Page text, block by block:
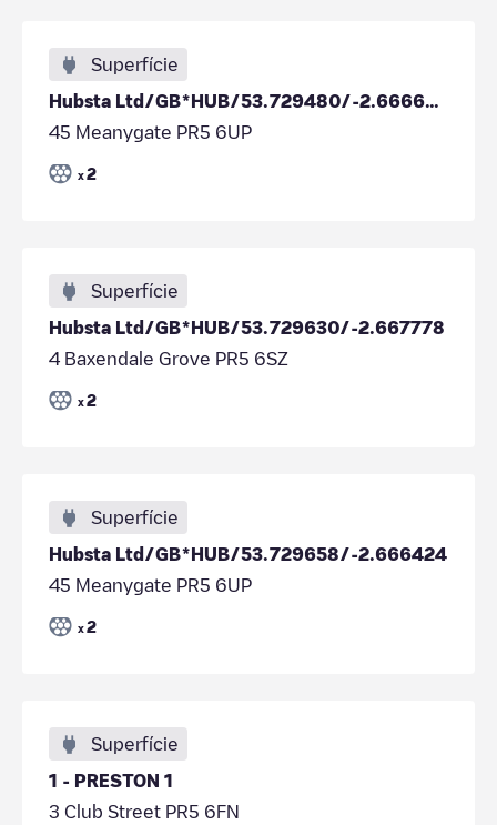
Superfície
Hubsta Ltd/GB*HUB/53.729480/-2.666640
45 Meanygate PR5 6UP
x 2
Superfície
Hubsta Ltd/GB*HUB/53.729630/-2.667778
4 Baxendale Grove PR5 6SZ
x 2
Superfície
Hubsta Ltd/GB*HUB/53.729658/-2.666424
45 Meanygate PR5 6UP
x 2
Superfície
1 - PRESTON 1
3 Club Street PR5 6FN